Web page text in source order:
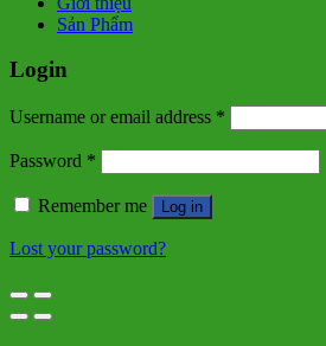
Sản Phẩm
Login
Username or email address *
Password *
Remember me Log in
Lost your password?